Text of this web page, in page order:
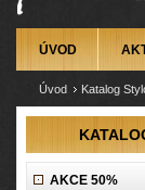
ÚVOD
Úvod Katalog
AKCE 50%